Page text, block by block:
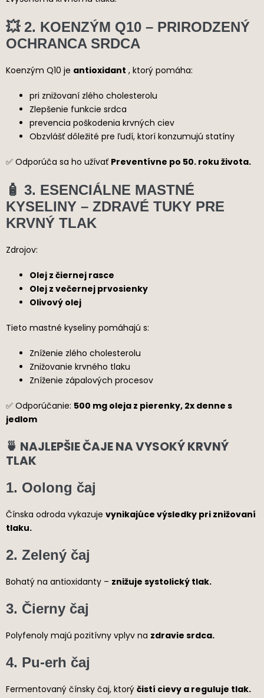
💥 2. KOENZÝM Q10 – PRIRODZENÝ
OCHRANCA SRDCA
Koenzým Q10 je antioxidant , ktorý pomáha:
pri znižovaní zlého cholesterolu
Zlepšenie funkcie srdca
prevencia poškodenia krvných ciev
Obzvlášť dôležité pre ľudí, ktorí konzumujú statíny
✅ Odporúča sa ho užívať Preventívne po 50. roku života.
🧴 3. ESENCIÁLNE MASTNÉ
KYSELINY – ZDRAVÉ TUKY PRE
KRVNÝ TLAK
Zdrojov:
Olej z čiernej rasce
Olej z večernej prvosienky
Olivový olej
Tieto mastné kyseliny pomáhajú s:
Zníženie zlého cholesterolu
Znižovanie krvného tlaku
Zníženie zápalových procesov
✅ Odporúčanie: 500 mg oleja z pierenky, 2x denne s
jedlom
🍵 NAJLEPŠIE ČAJE NA VYSOKÝ KRVNÝ
TLAK
1. Oolong čaj
Čínska odroda vykazuje vynikajúce výsledky pri znižovaní
tlaku.
2. Zelený čaj
Bohatý na antioxidanty – znižuje systolický tlak.
3. Čierny čaj
Polyfenoly majú pozitívny vplyv na zdravie srdca.
4. Pu-erh čaj
Fermentovaný čínsky čaj, ktorý čistí cievy a reguluje tlak.